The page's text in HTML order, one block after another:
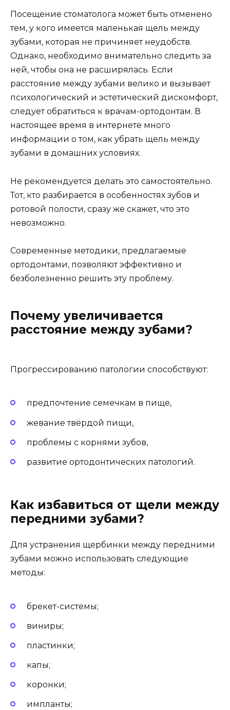
Посещение стоматолога может быть отменено
тем, у кого имеется маленькая щель между
зубами, которая не причиняет неудобств.
Однако, необходимо внимательно следить за
ней, чтобы она не расширялась. Если
расстояние между зубами велико и вызывает
психологический и эстетический дискомфорт,
следует обратиться к врачам-ортодонтам. В
настоящее время в интернете много
информации о том, как убрать щель между
зубами в домашних условиях.
Не рекомендуется делать это самостоятельно.
Тот, кто разбирается в особенностях зубов и
ротовой полости, сразу же скажет, что это
невозможно.
Современные методики, предлагаемые
ортодонтами, позволяют эффективно и
безболезненно решить эту проблему.
Почему увеличивается
расстояние между зубами?
Прогрессированию патологии способствуют:
предпочтение семечкам в пище,
жевание твёрдой пищи,
проблемы с корнями зубов,
развитие ортодонтических патологий.
Как избавиться от щели между
передними зубами?
Для устранения щербинки между передними
зубами можно использовать следующие
методы:
брекет-системы;
виниры;
пластинки;
капы;
коронки;
импланты;